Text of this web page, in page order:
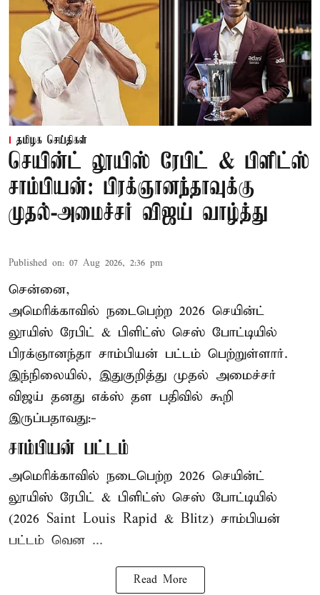
தமிழக செய்திகள்
செயின்ட் லூயிஸ் ரேபிட் & பிளிட்ஸ்
சாம்பியன்: பிரக்ஞானந்தாவுக்கு
முதல்-அமைச்சர் விஜய் வாழ்த்து
Published on: 07 Aug 2026, 2:36 pm
சென்னை,
அமெரிக்காவில் நடைபெற்ற 2026 செயின்ட்
லூயிஸ் ரேபிட் & பிளிட்ஸ் செஸ் போட்டியில்
பிரக்ஞானந்தா சாம்பியன் பட்டம் பெற்றுள்ளார்.
இந்நிலையில், இதுகுறித்து முதல் அமைச்சர்
விஜய் தனது எக்ஸ் தள பதிவில் கூறி
இருப்பதாவது:-
சாம்பியன் பட்டம்
அமெரிக்காவில் நடைபெற்ற 2026 செயின்ட்
லூயிஸ் ரேபிட் & பிளிட்ஸ் செஸ் போட்டியில்
(2026 Saint Louis Rapid & Blitz) சாம்பியன்
பட்டம் வென ...
Read More